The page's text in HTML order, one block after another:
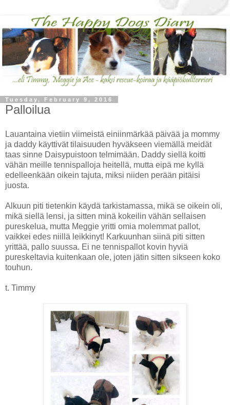
Tuesday, February 9, 2016
Palloilua
Lauantaina vietiin viimeistä einiinmärkää päivää ja mommy
ja daddy käyttivät tilaisuuden hyväkseen viemällä meidät
taas sinne Daisypuistoon telmimään. Daddy siellä koitti
vähän meille tennispalloja heitellä, mutta eipä me kyllä
edelleenkään oikein tajuta, miksi niiden perään pitäisi
juosta.
Alkuun piti tietenkin käydä tarkistamassa, mikä se oikein oli,
mikä siellä lensi, ja sitten minä kokeilin vähän sellaisen
pureskelua, mutta Meggie yritti omia molemmat pallot,
vaikkei edes niillä leikkinyt! Karkuunhan siinä piti sitten
yrittää, pallo suussa. Ei ne tennispallot kovin hyviä
pureskeltavia kuitenkaan ole, joten jätin sitten sikseen koko
touhun.
t. Timmy